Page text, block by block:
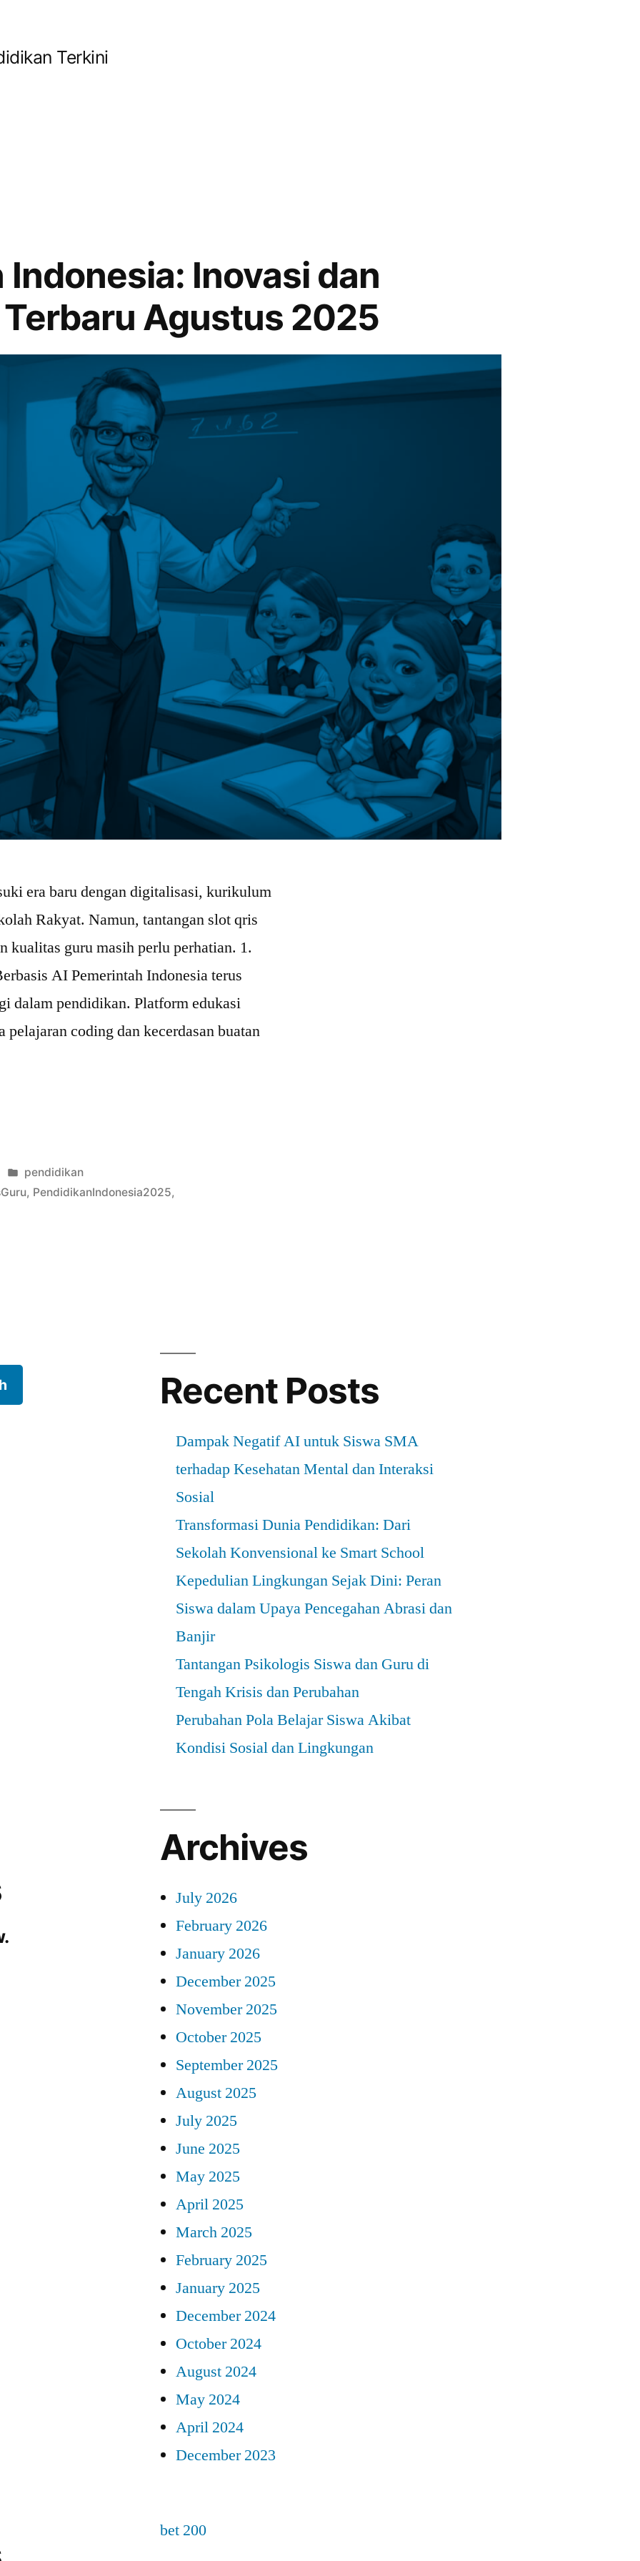
Terkini
Inovasi dan
Agustus 2025
era baru dengan digitalisasi, kurikulum
Rakyat. Namun, tantangan slot qris
kualitas guru masih perlu perhatian. 1.
AI Pemerintah Indonesia terus
dalam pendidikan. Platform edukasi
coding dan kecerdasan buatan
Posted
in
pendidikan
, PendidikanIndonesia2025,
Recent Posts
Dampak Negatif AI untuk Siswa SMA
terhadap Kesehatan Mental dan Interaksi
Sosial
Transformasi Dunia Pendidikan: Dari
Sekolah Konvensional ke Smart School
Kepedulian Lingkungan Sejak Dini: Peran
Siswa dalam Upaya Pencegahan Abrasi dan
Banjir
Tantangan Psikologis Siswa dan Guru di
Tengah Krisis dan Perubahan
Perubahan Pola Belajar Siswa Akibat
Kondisi Sosial dan Lingkungan
Archives
July 2026
February 2026
January 2026
December 2025
November 2025
October 2025
September 2025
August 2025
July 2025
June 2025
May 2025
April 2025
March 2025
February 2025
January 2025
December 2024
October 2024
August 2024
May 2024
April 2024
December 2023
bet 200